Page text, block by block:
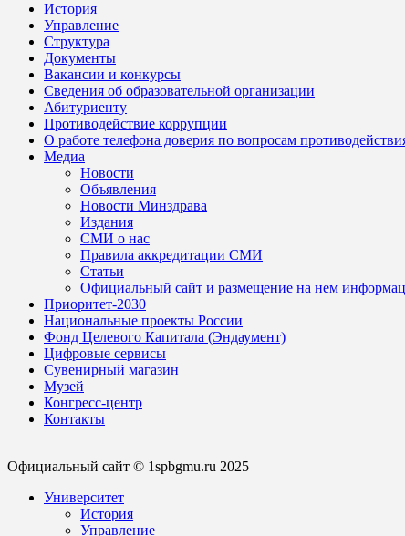
История
Управление
Структура
Документы
Вакансии и конкурсы
Сведения об образовательной организации
Абитуриенту
Противодействие коррупции
О работе телефона доверия по вопросам
Медиа
Новости
Объявления
Новости Минздрава
Издания
СМИ о нас
Правила аккредитации СМИ
Статьи
Официальный сайт и размещение на нем
Приоритет-2030
Национальные проекты России
Фонд Целевого Капитала (Эндаумент)
Цифровые сервисы
Сувенирный магазин
Музей
Конгресс-центр
Контакты
Официальный сайт © 1spbgmu.ru 2025
Университет
История
Управление